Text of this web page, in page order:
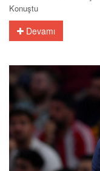
Konuştu
Devamı